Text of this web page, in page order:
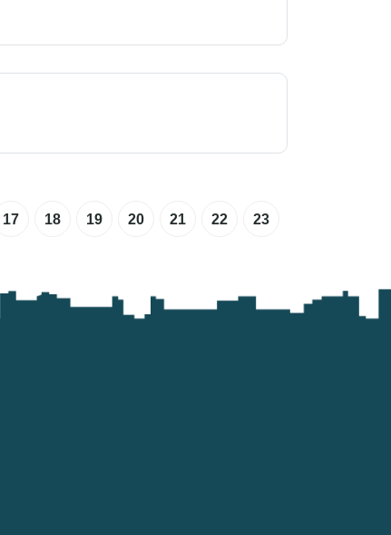
17 18 19 20 21 22 23